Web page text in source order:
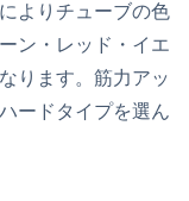
よりチューブの色
ン・レッド・イエ
ります。筋力アッ
ードタイプを選ん